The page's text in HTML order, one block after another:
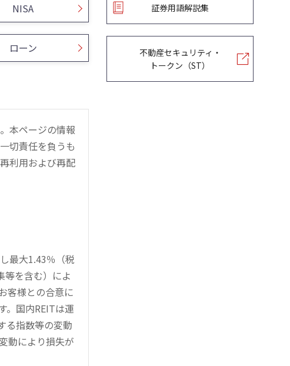
NISA
ローン
本ページの情報
切責任を負うも
利用および再配
最大1.43％（税
等を含む）によ
客様との合意に
。国内REITは運
る指数等の変動
動により損失が
証券用語解説集
不動産セキュリティ・
トークン（ST）